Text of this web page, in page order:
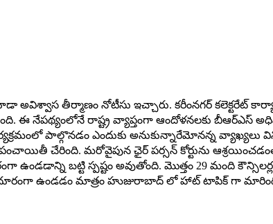
అవిశ్వాస తీర్మాణం నోటీసు ఇచ్చారు. కరీంనగర్ కలెక్టరేట్
నేపథ్యంలోనే రాష్ట్ర వ్యాప్తంగా ఆందోళనలకు బీఆర్ఎస్
పాల్గొనడం ఎందుకు అనుకున్నారేమోనన్న వ్యాఖ్యలు
పంచాయితీ చేరింది. మరోవైపున ఛైర్ పర్సన్ కోర్టును
ఉండడాన్ని బట్టి స్పష్టం అవుతోంది. మొత్తం 29 మంది
దూరంగా ఉండడం మాత్రం హుజురాబాద్ లో హాట్ టాపిక్ గా